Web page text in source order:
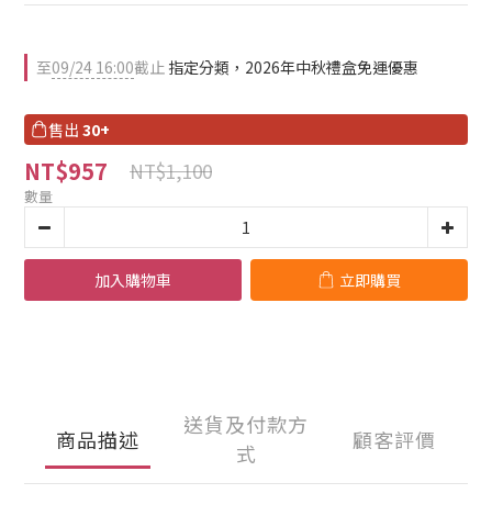
至09/24 16:00截止 指定分類，2026年中秋禮盒免運優惠
售出 30+
NT$957 NT$1,100
數量
加入購物車 立即購買
商品描述
送貨及付款方
式
顧客評價